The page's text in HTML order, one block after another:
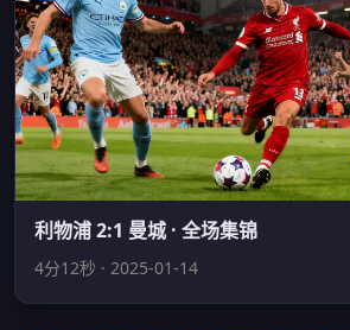
利物浦 2:1 曼城 · 全场集锦
4分12秒 · 2025-01-14